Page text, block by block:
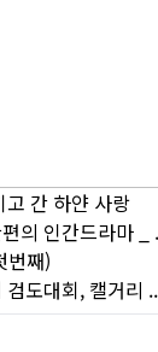
간 하얀 사랑
의 인간드라마 _
번째)
검도대회, 캘거리 ..